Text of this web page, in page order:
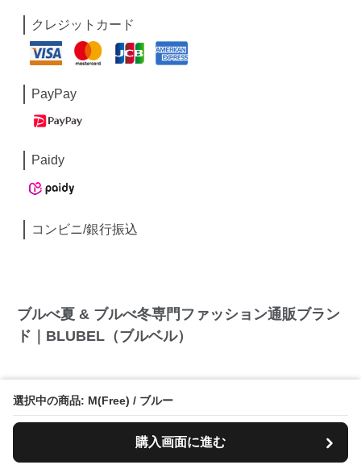
選択中の商品: M(Free) / ブルー
購入画面に進む
クレジットカード
PayPay
Paidy
コンビニ/銀行振込
ブルべ夏 & ブルべ冬専門ファッション通販ブラン
ド｜BLUBEL（ブルベル）
BULBEL（ブルベル）では、ブルベカラーに沿った
商品を2,000点以上揃えてます！毎月新商品が続々登